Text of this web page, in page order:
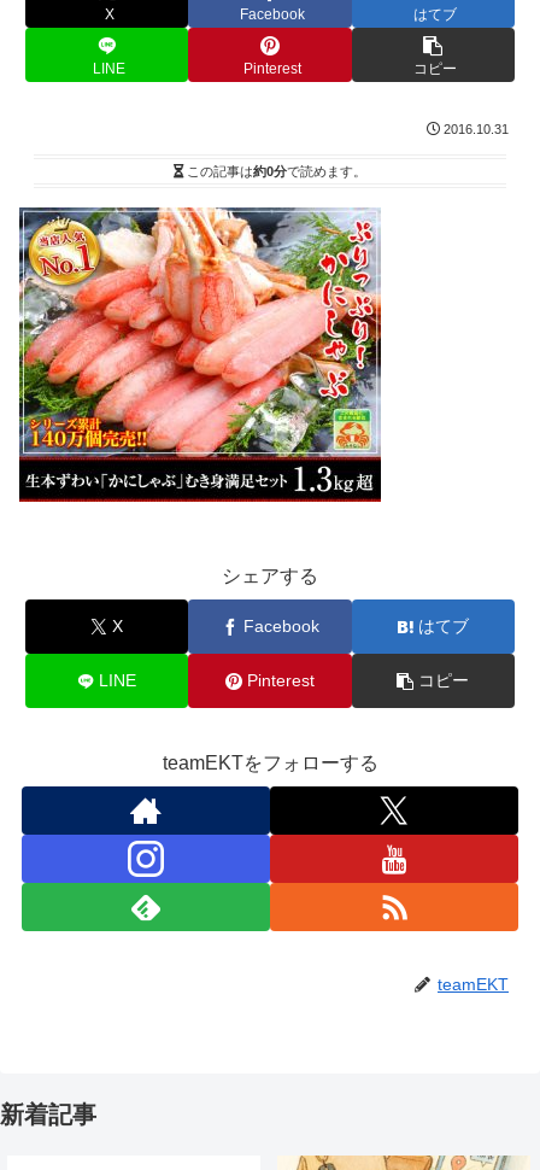
X Facebook はてブ
LINE Pinterest コピー
2016.10.31
この記事は約0分で読めます。
シェアする
X Facebook はてブ
LINE Pinterest コピー
teamEKTをフォローする
teamEKT
新着記事